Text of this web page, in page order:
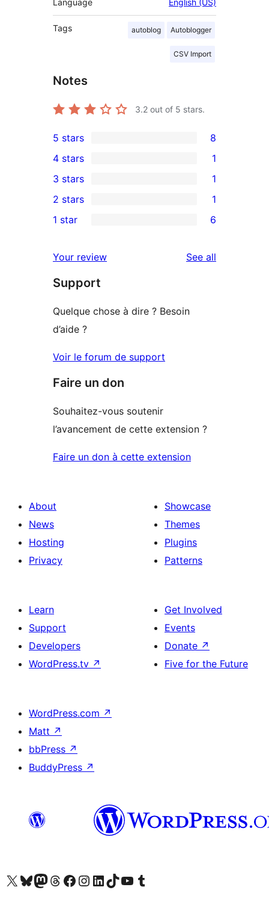
Language English (US)
Tags autoblog Autoblogger
CSV Import
Notes
3.2 out of 5 stars.
8
5-
star
reviews
5 stars 8
4-
star
review
4 stars 1
1
3-
star
3 stars 1
2-
review
2 stars 1
star
reviews
1 star 6
Your review See all
Support
Quelque chose à dire ? Besoin
d’aide ?
Voir le forum de support
Faire un don
Souhaitez-vous soutenir
l’avancement de cette extension ?
Faire un don à cette extension
About
News
Hosting
Privacy
Showcase
Themes
Plugins
Patterns
Learn
Support
Developers
WordPress.tv ↗
Get Involved
Events
Donate ↗
Five for the Future
WordPress.com ↗
Matt ↗
bbPress ↗
BuddyPress ↗
Visit our X (formerly Twitter) account
Visitez notre compte Bluesky
Visit our Mastodon account
Visitez notre compte Threads
Visit our Facebook page
Visit our Instagram account
Visit our LinkedIn account
Visitez notre compte TikTok
Visit our YouTube channel
Visitez notre compte Tumblr